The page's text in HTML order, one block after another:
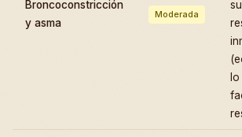
Broncoconstricción
y asma
Moderada